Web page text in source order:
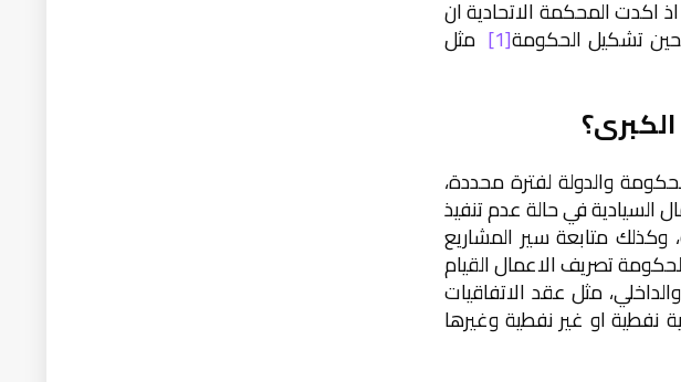
اكدت المحكمة الاتحادية ان
تشكيل الحكومة[1] مثل
والدولة لفترة محددة،
السيادية في حالة عدم تنفيذ
وكذلك متابعة سير المشاريع
لحكومة تصريف الاعمال القيام
مثل عقد الاتفاقيات
نفطية او غير نفطية وغيرها